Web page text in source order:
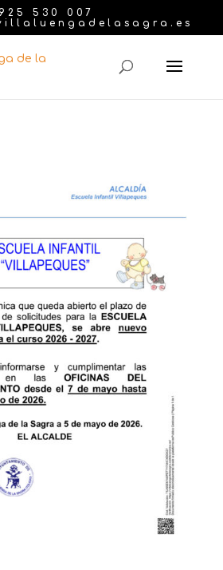
925 530 007